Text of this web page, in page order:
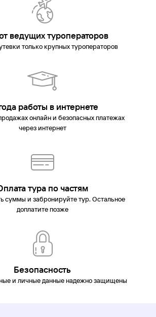
ведущих туроператоров
только крупных туроператоров
работы в интернете
онлайн и безопасных платежах
через интернет
тура по частям
суммы и забронируйте тур. Остальное
доплатите позже
Безопасность
и личные данные надежно защищены